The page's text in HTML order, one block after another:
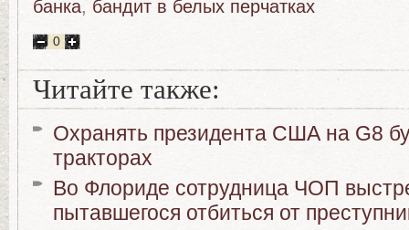
банка, бандит в белых перчатках
0
Читайте также:
Охранять президента США на G8
тракторах
Во Флориде сотрудница ЧОП
пытавшегося отбиться от